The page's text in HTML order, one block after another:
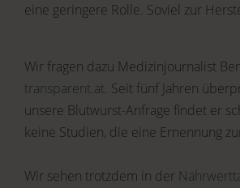
eine geringere Rolle. Soviel zur
Wir fragen dazu Medizinjournalist
transparent.at. Seit fünf Jahren
unsere Blutwurst-Anfrage findet er
keine Studien, die eine Ernennung
Wir sehen trotzdem in der